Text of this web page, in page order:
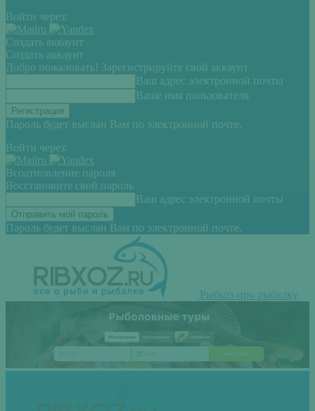
Войти через:
Создать аккаунт
Создать аккаунт
Добро пожаловать! Зарегистрируйте свой аккаунт
Ваш адрес электронной почты
Ваше имя пользователя
Пароль будет выслан Вам по электронной почте.
Войти через:
Всоатновление пароля
Восстановите свой пароль
Ваш адрес электронной почты
Пароль будет выслан Вам по электронной почте.
Рыбхоз-про рыбалку